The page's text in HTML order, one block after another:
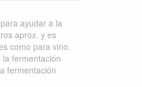
ayudar a la
aprox. y es
como para vino.
fermentación
fermentación